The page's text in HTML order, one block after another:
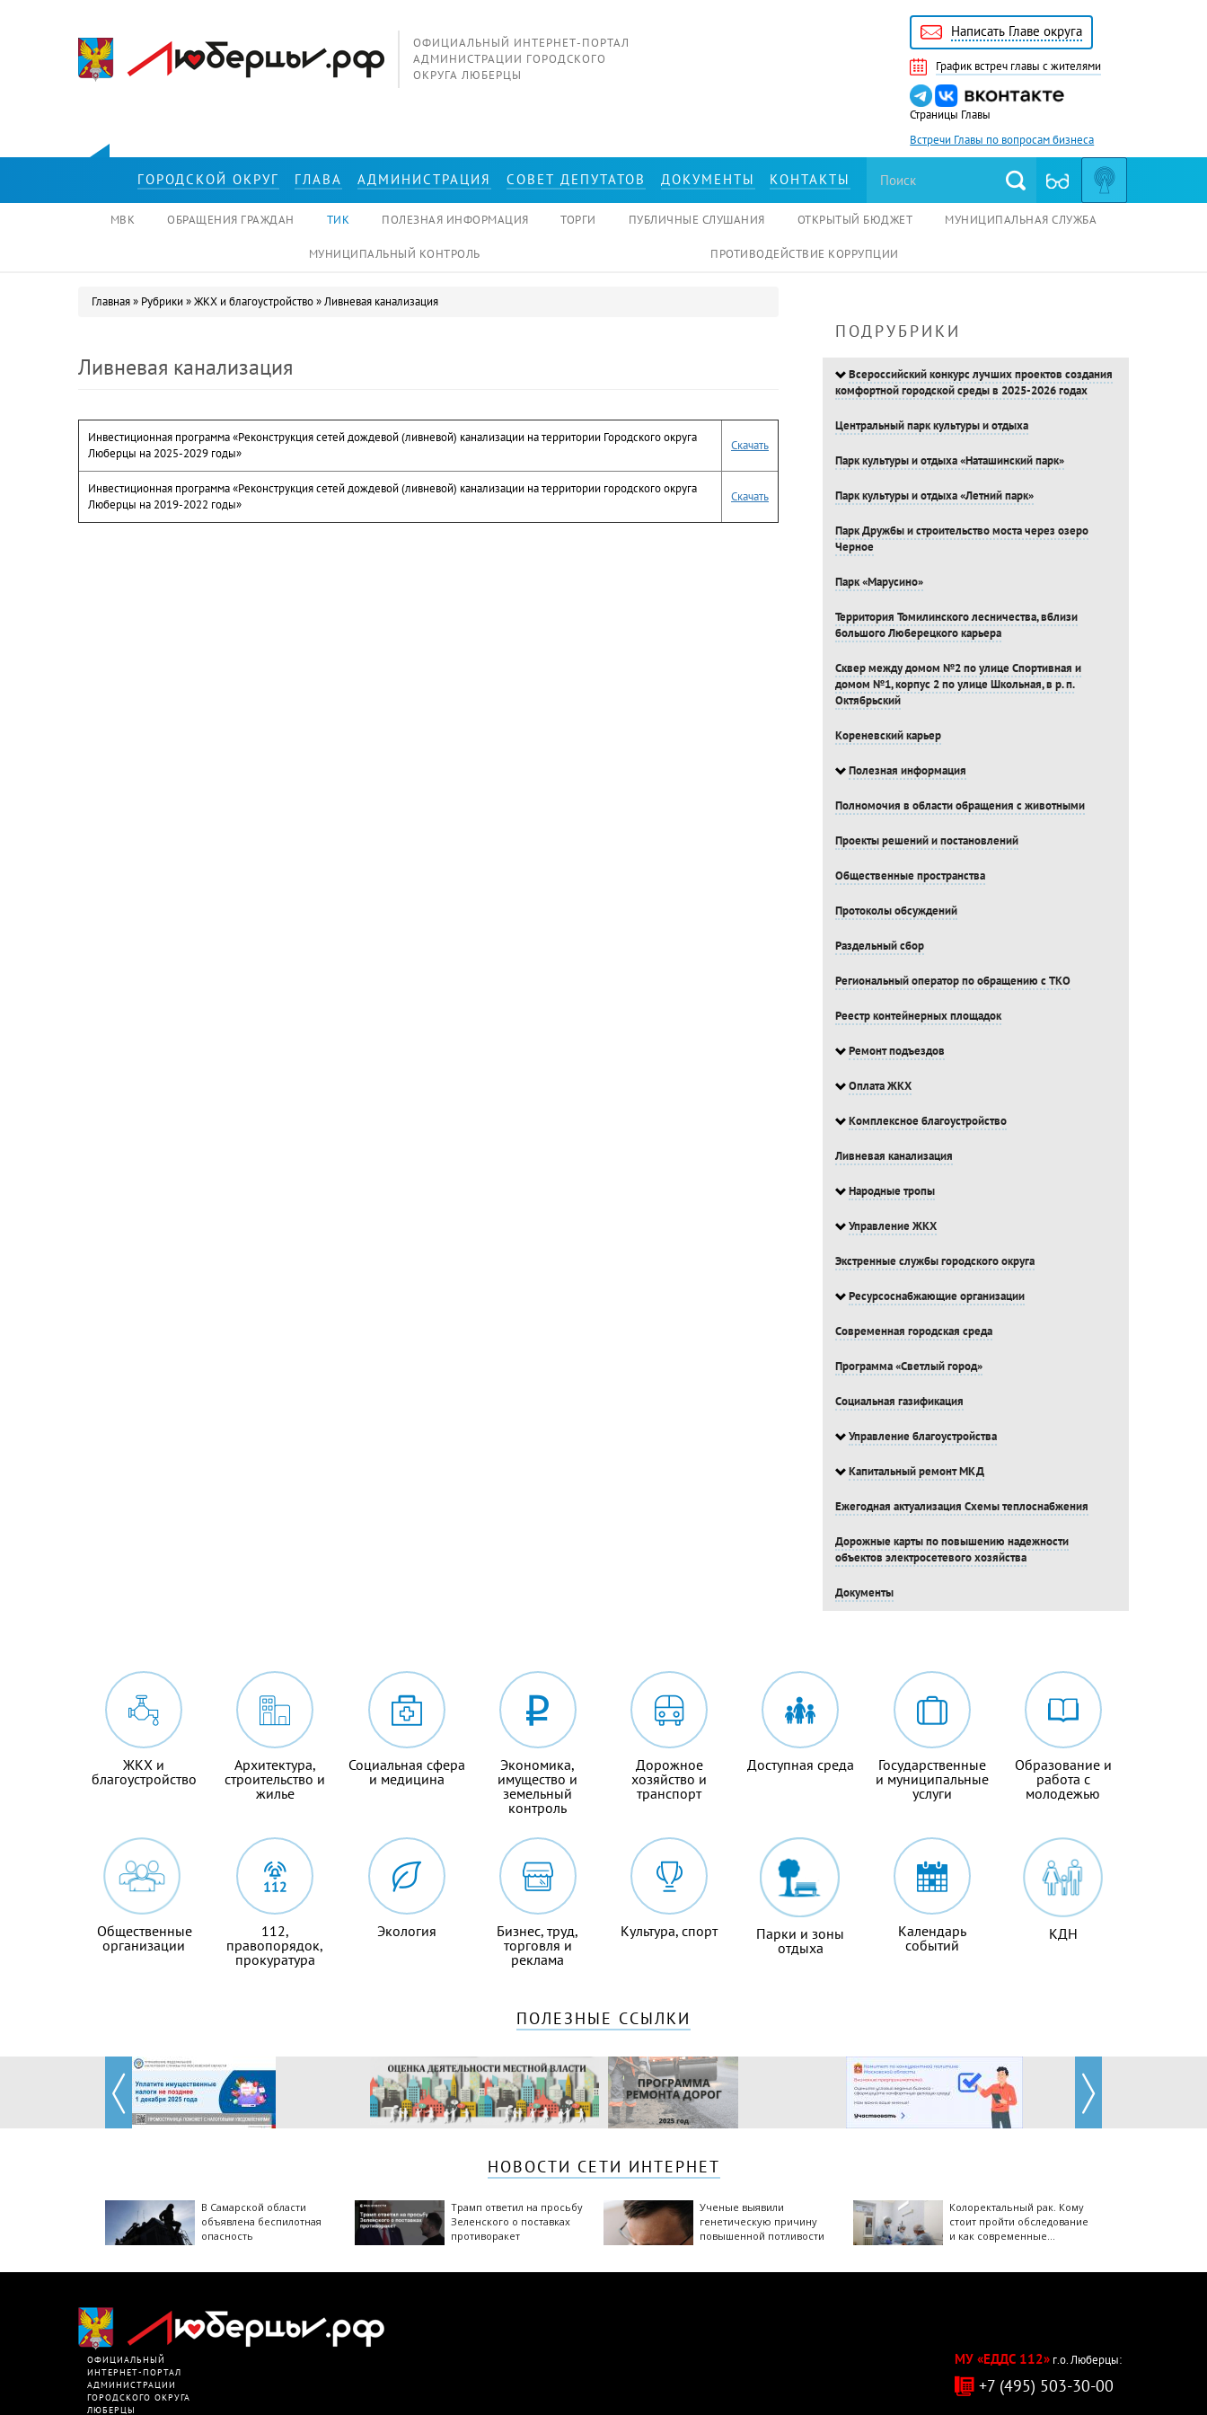
ОФИЦИАЛЬНЫЙ ИНТЕРНЕТ-ПОРТАЛ
АДМИНИСТРАЦИИ ГОРОДСКОГО
ОКРУГА ЛЮБЕРЦЫ
Написать Главе округа
График встреч главы с жителями
Страницы Главы
Встречи Главы по вопросам бизнеса
ГОРОДСКОЙ ОКРУГ ГЛАВА АДМИНИСТРАЦИЯ СОВЕТ ДЕПУТАТОВ ДОКУМЕНТЫ КОНТАКТЫ
МВК ОБРАЩЕНИЯ ГРАЖДАН ТИК ПОЛЕЗНАЯ ИНФОРМАЦИЯ ТОРГИ ПУБЛИЧНЫЕ СЛУШАНИЯ ОТКРЫТЫЙ БЮДЖЕТ МУНИЦИПАЛЬНАЯ СЛУЖБА
МУНИЦИПАЛЬНЫЙ КОНТРОЛЬ ПРОТИВОДЕЙСТВИЕ КОРРУПЦИИ
Вы здесь
Главная» Рубрики »ЖКХ и благоустройство»Ливневая канализация
Ливневая канализация
Инвестиционная программа «Реконструкция сетей дождевой (ливневой) канализации на территории Городского округа
Люберцы на 2025-2029 годы»
Скачать
Инвестиционная программа «Реконструкция сетей дождевой (ливневой) канализации на территории городского округа
Люберцы на 2019-2022 годы»
Скачать
ПОДРУБРИКИ
Всероссийский конкурс лучших проектов создания
комфортной городской среды в 2025-2026 годах
Центральный парк культуры и отдыха
Парк культуры и отдыха «Наташинский парк»
Парк культуры и отдыха «Летний парк»
Парк Дружбы и строительство моста через озеро
Черное
Парк «Марусино»
Территория Томилинского лесничества, вблизи
большого Люберецкого карьера
Сквер между домом №2 по улице Спортивная и
домом №1, корпус 2 по улице Школьная, в р. п.
Октябрьский
Кореневский карьер
Полезная информация
Полномочия в области обращения с животными
Проекты решений и постановлений
Общественные пространства
Протоколы обсуждений
Раздельный сбор
Региональный оператор по обращению с ТКО
Реестр контейнерных площадок
Ремонт подъездов
Оплата ЖКХ
Комплексное благоустройство
Ливневая канализация
Народные тропы
Управление ЖКХ
Экстренные службы городского округа
Ресурсоснабжающие организации
Современная городская среда
Программа «Светлый город»
Социальная газификация
Управление благоустройства
Капитальный ремонт МКД
Ежегодная актуализация Схемы теплоснабжения
Дорожные карты по повышению надежности
объектов электросетевого хозяйства
Документы
ЖКХ и
благоустройство
Архитектура,
строительство и
жилье
Социальная сфера
и медицина
Экономика,
имущество и
земельный
контроль
Дорожное
хозяйство и
транспорт
Доступная среда
Государственные
и муниципальные
услуги
Образование и
работа с
молодежью
Общественные
организации
112,
правопорядок,
прокуратура
Экология
Бизнес, труд,
торговля и
реклама
Культура, спорт
Парки и зоны
отдыха
Календарь
событий
КДН
ПОЛЕЗНЫЕ ССЫЛКИ
НОВОСТИ СЕТИ ИНТЕРНЕТ
В Самарской области
объявлена беспилотная
опасность
Трамп ответил на просьбу
Зеленского о поставках
противоракет
Ученые выявили
генетическую причину
повышенной потливости
Колоректальный рак. Кому
стоит пройти обследование
и как современные
ОФИЦИАЛЬНЫЙ
ИНТЕРНЕТ-ПОРТАЛ
АДМИНИСТРАЦИИ
ГОРОДСКОГО ОКРУГА
ЛЮБЕРЦЫ
МУ «ЕДДС 112» г.о. Люберцы:
+7 (495) 503-30-00